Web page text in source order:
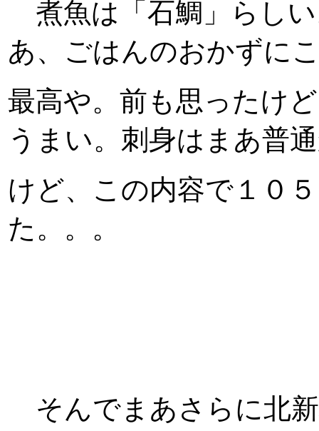
煮魚は「石鯛」らし
あ、ごはんのおかずに
最高や。前も思ったけ
うまい。刺身はまあ普
けど、この内容で１０
た。。。
そんでまあさらに北